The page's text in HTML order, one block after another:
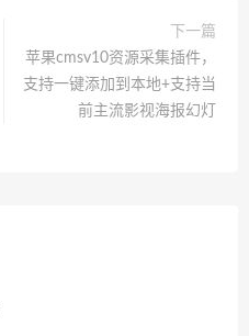
下一篇
苹果cmsv10资源采集插件，
支持一键添加到本地+支持当
前主流影视海报幻灯